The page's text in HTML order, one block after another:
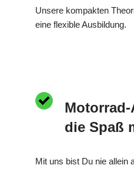
Unsere kompakten
eine flexible Ausbildung.
die Spaß
Mit uns bist Du nie allein